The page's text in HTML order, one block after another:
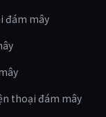
đám mây
thoại đám mây